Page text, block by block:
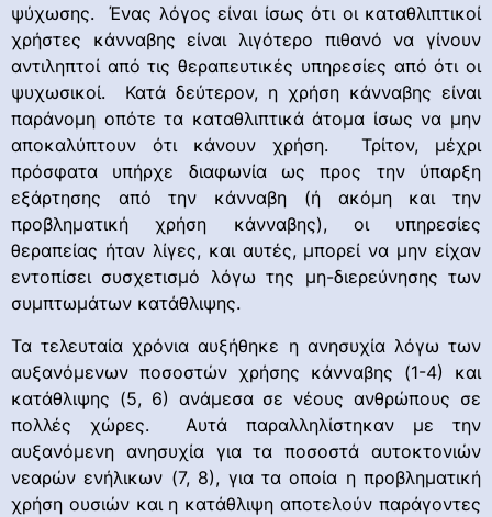
ψύχωσης. Ένας λόγος είναι ίσως ότι οι καταθλιπτικοί
χρήστες κάνναβης είναι λιγότερο πιθανό να γίνουν
αντιληπτοί από τις θεραπευτικές υπηρεσίες από ότι οι
ψυχωσικοί. Κατά δεύτερον, η χρήση κάνναβης είναι
παράνομη οπότε τα καταθλιπτικά άτομα ίσως να μην
αποκαλύπτουν ότι κάνουν χρήση. Τρίτον, μέχρι
πρόσφατα υπήρχε διαφωνία ως προς την ύπαρξη
εξάρτησης από την κάνναβη (ή ακόμη και την
προβληματική χρήση κάνναβης), οι υπηρεσίες
θεραπείας ήταν λίγες, και αυτές, μπορεί να μην είχαν
εντοπίσει συσχετισμό λόγω της μη-διερεύνησης των
συμπτωμάτων κατάθλιψης.
Τα τελευταία χρόνια αυξήθηκε η ανησυχία λόγω των
αυξανόμενων ποσοστών χρήσης κάνναβης (1-4) και
κατάθλιψης (5, 6) ανάμεσα σε νέους ανθρώπους σε
πολλές χώρες. Αυτά παραλληλίστηκαν με την
αυξανόμενη ανησυχία για τα ποσοστά αυτοκτονιών
νεαρών ενήλικων (7, 8), για τα οποία η προβληματική
χρήση ουσιών και η κατάθλιψη αποτελούν παράγοντες